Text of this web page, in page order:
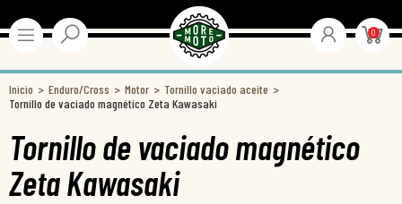
0
Inicio Enduro/Cross Motor
Tornillo vaciado aceite
Tornillo de vaciado magnético Zeta Kawasaki
Tornillo de vaciado magnético
Zeta Kawasaki